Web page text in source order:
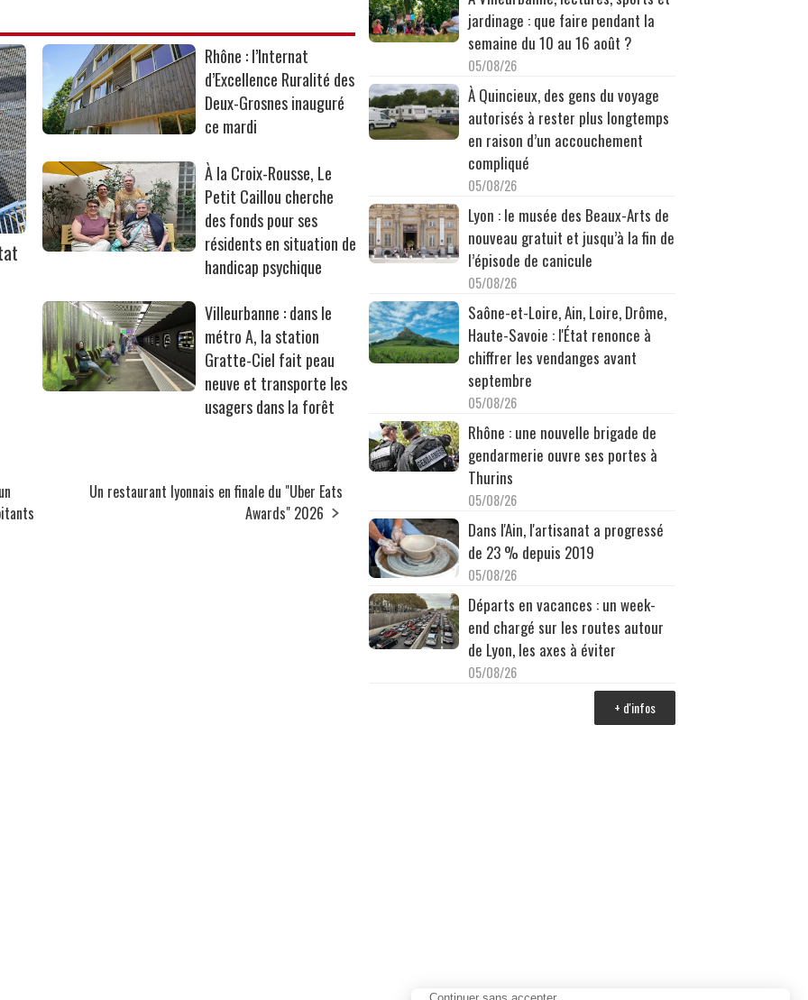
Rhône : l’Internat
d’Excellence Ruralité des
Deux-Grosnes inauguré
ce mardi
À la Croix-Rousse, Le
Petit Caillou cherche
des fonds pour ses
résidents en situation de
handicap psychique
Villeurbanne : dans le
métro A, la station
Gratte-Ciel fait peau
neuve et transporte les
usagers dans la forêt
Un restaurant lyonnais en finale du "Uber Eats
Awards" 2026
jardinage : que faire pendant la
semaine du 10 au 16 août ?
05/08/26
À Quincieux, des gens du voyage
autorisés à rester plus longtemps
en raison d’un accouchement
compliqué
05/08/26
Lyon : le musée des Beaux-Arts de
nouveau gratuit et jusqu’à la fin de
l’épisode de canicule
05/08/26
Saône-et-Loire, Ain, Loire, Drôme,
Haute-Savoie : l'État renonce à
chiffrer les vendanges avant
septembre
05/08/26
Rhône : une nouvelle brigade de
gendarmerie ouvre ses portes à
Thurins
05/08/26
Dans l'Ain, l'artisanat a progressé
de 23 % depuis 2019
05/08/26
Départs en vacances : un week-
end chargé sur les routes autour
de Lyon, les axes à éviter
05/08/26
+ d'infos